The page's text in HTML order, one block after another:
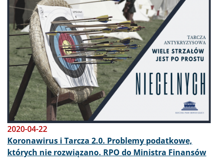
2020-04-22
Koronawirus i Tarcza 2.0. Problemy podatkowe,
których nie rozwiązano. RPO do Ministra Finansów